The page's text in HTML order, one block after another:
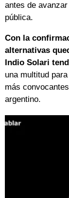
antes de
pública.
Con la
alternativas
Indio Solari
una multitud
más
argentino.